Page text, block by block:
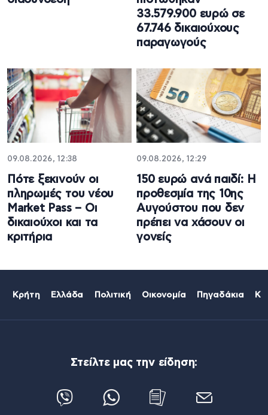
33.579.900 ευρώ σε
67.746 δικαιούχους
παραγωγούς
09.08.2026, 12:38
Πότε ξεκινούν οι
πληρωμές του νέου
Market Pass – Οι
δικαιούχοι και τα
κριτήρια
09.08.2026, 12:29
150 ευρώ ανά παιδί: Η
προθεσμία της 10ης
Αυγούστου που δεν
πρέπει να χάσουν οι
γονείς
Κρήτη Ελλάδα Πολιτική Οικονομία Πηγαδάκια
Στείλτε μας την είδηση: